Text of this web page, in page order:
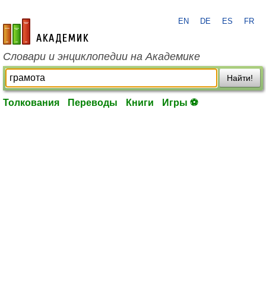
academic.ru
EN DE ES FR
Словари и энциклопедии на Академике
Найти!
Толкования Переводы Книги Игры ⚽